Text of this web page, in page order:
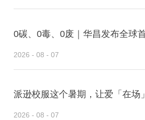
2026 - 08 - 07
派逊校服这个暑期，让爱「在场」
2026 - 08 - 07